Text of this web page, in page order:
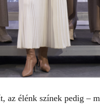
az élénk színek pedig –